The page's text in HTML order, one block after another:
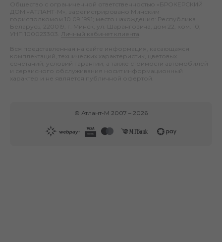
Общество с ограниченной ответственностью «БРОКЕРСКИЙ
ДОМ «АТЛАНТ-М», зарегистрировано Минским
горисполкомом 10.09.1991; место нахождения: Республика
Беларусь, 220019, г. Минск, ул. Шаранговича, дом 22, ком. 10;
УНП 100023303.
Личный кабинет клиента
Вся представленная на сайте информация, касающаяся
комплектаций, технических характеристик, цветовых
сочетаний, условий гарантии, а также стоимости автомобилей
и сервисного обслуживания носит информационный
характер и не является публичной офертой.
© Атлант-М 2007 – 2026